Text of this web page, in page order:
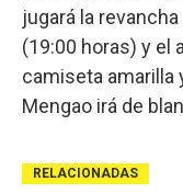
jugará la
(19:00 horas) y el
camiseta amarilla
Mengao irá de
RELACIONADAS